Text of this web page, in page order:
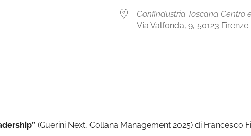
Confindustria Toscana Centro
Via Valfonda, 9, 50123
(Guerini Next, Collana Management 2025) di Francesco